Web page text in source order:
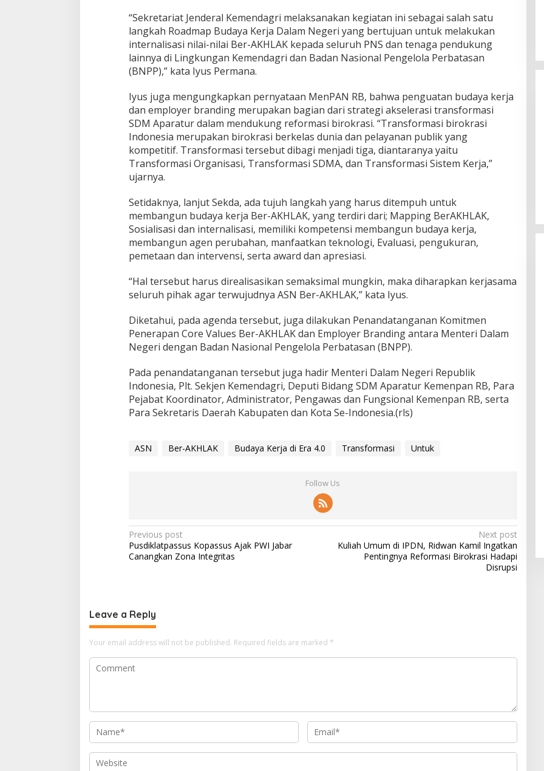
“Sekretariat Jenderal Kemendagri melaksanakan kegiatan ini sebagai salah satu
langkah Roadmap Budaya Kerja Dalam Negeri yang bertujuan untuk melakukan
internalisasi nilai-nilai Ber-AKHLAK kepada seluruh PNS dan tenaga pendukung
lainnya di Lingkungan Kemendagri dan Badan Nasional Pengelola Perbatasan
(BNPP),” kata Iyus Permana.
Iyus juga mengungkapkan pernyataan MenPAN RB, bahwa penguatan budaya kerja
dan employer branding merupakan bagian dari strategi akselerasi transformasi
SDM Aparatur dalam mendukung reformasi birokrasi. “Transformasi birokrasi
Indonesia merupakan birokrasi berkelas dunia dan pelayanan publik yang
kompetitif. Transformasi tersebut dibagi menjadi tiga, diantaranya yaitu
Transformasi Organisasi, Transformasi SDMA, dan Transformasi Sistem Kerja,”
ujarnya.
Setidaknya, lanjut Sekda, ada tujuh langkah yang harus ditempuh untuk
membangun budaya kerja Ber-AKHLAK, yang terdiri dari; Mapping BerAKHLAK,
Sosialisasi dan internalisasi, memiliki kompetensi membangun budaya kerja,
membangun agen perubahan, manfaatkan teknologi, Evaluasi, pengukuran,
pemetaan dan intervensi, serta award dan apresiasi.
“Hal tersebut harus direalisasikan semaksimal mungkin, maka diharapkan kerjasama
seluruh pihak agar terwujudnya ASN Ber-AKHLAK,” kata Iyus.
Diketahui, pada agenda tersebut, juga dilakukan Penandatanganan Komitmen
Penerapan Core Values Ber-AKHLAK dan Employer Branding antara Menteri Dalam
Negeri dengan Badan Nasional Pengelola Perbatasan (BNPP).
Pada penandatanganan tersebut juga hadir Menteri Dalam Negeri Republik
Indonesia, Plt. Sekjen Kemendagri, Deputi Bidang SDM Aparatur Kemenpan RB, Para
Pejabat Koordinator, Administrator, Pengawas dan Fungsional Kemenpan RB, serta
Para Sekretaris Daerah Kabupaten dan Kota Se-Indonesia.(rls)
ASN Ber-AKHLAK Budaya Kerja di Era 4.0 Transformasi Untuk
Follow Us
Post
navigation
Previous post
Pusdiklatpassus Kopassus Ajak PWI Jabar
Canangkan Zona Integritas
Next post
Kuliah Umum di IPDN, Ridwan Kamil Ingatkan
Pentingnya Reformasi Birokrasi Hadapi
Disrupsi
Leave a Reply
Your email address will not be published. Required fields are marked *
Wakil Panglima TNI dan Sejumlah
Marinir